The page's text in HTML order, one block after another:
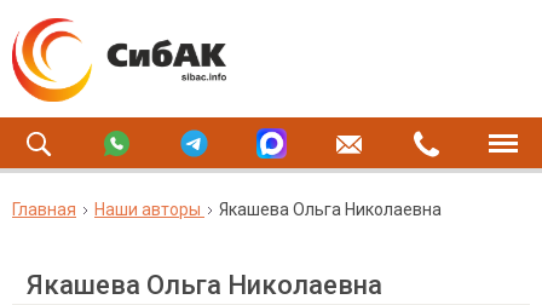
Главная Наши авторы Якашева Ольга Николаевна
Якашева Ольга Николаевна